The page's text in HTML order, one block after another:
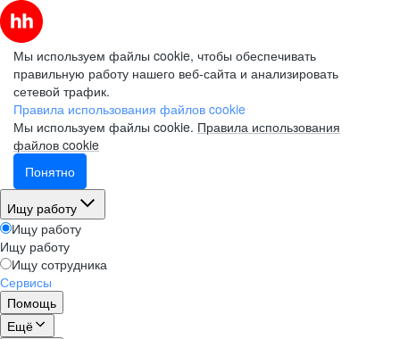
Мы используем файлы cookie, чтобы обеспечивать
правильную работу нашего веб-сайта и анализировать
сетевой трафик.
Правила использования файлов cookie
Мы используем файлы cookie. Правила использования
файлов cookie
Понятно
Ищу работу
Ищу работу
Ищу работу
Ищу сотрудника
Сервисы
Помощь
Ещё